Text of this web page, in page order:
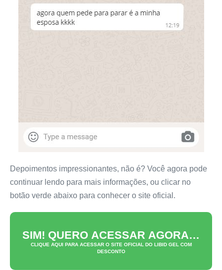
Depoimentos impressionantes, não é? Você agora pode
continuar lendo para mais informações, ou clicar no
botão verde abaixo para conhecer o site oficial.
SIM! QUERO ACESSAR AGORA…
CLIQUE AQUI PARA ACESSAR O SITE OFICIAL DO LIBID GEL COM
DESCONTO